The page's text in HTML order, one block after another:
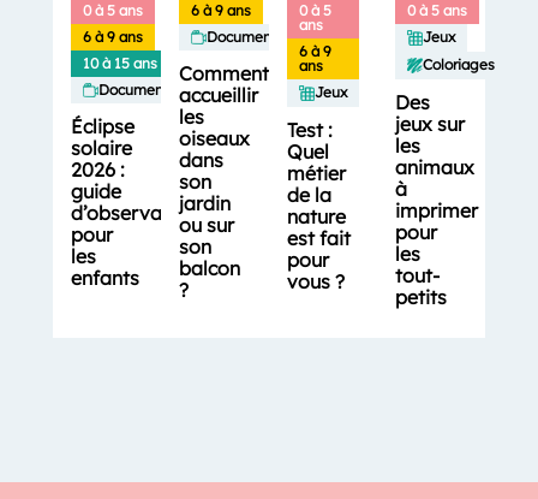
0 à 5 ans
6 à 9 ans
10 à 15 ans
Documentaires
Éclipse
solaire
2026 :
guide
d’observation
pour
les
enfants
6 à 9 ans
Documentaires
Comment
accueillir
les
oiseaux
dans
son
jardin
ou sur
son
balcon
?
0 à 5
ans
6 à 9
ans
Jeux
Test :
Quel
métier
de la
nature
est fait
pour
vous ?
0 à 5 ans
Jeux
Coloriages
Des
jeux sur
les
animaux
à
imprimer
pour
les
tout-
petits